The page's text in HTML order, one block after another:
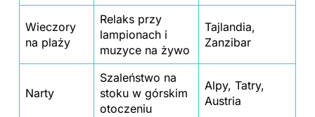
Wieczory
na plaży
Relaks przy
lampionach i
muzyce na żywo
Tajlandia,
Zanzibar
Narty
Szaleństwo na
stoku w górskim
otoczeniu
Alpy, Tatry,
Austria